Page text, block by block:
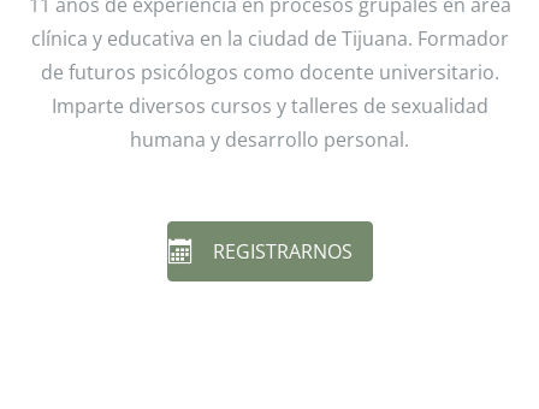
clínica y educativa en la ciudad de Tijuana. Formador
de futuros psicólogos como docente universitario.
Imparte diversos cursos y talleres de sexualidad
humana y desarrollo personal.
REGISTRARNOS